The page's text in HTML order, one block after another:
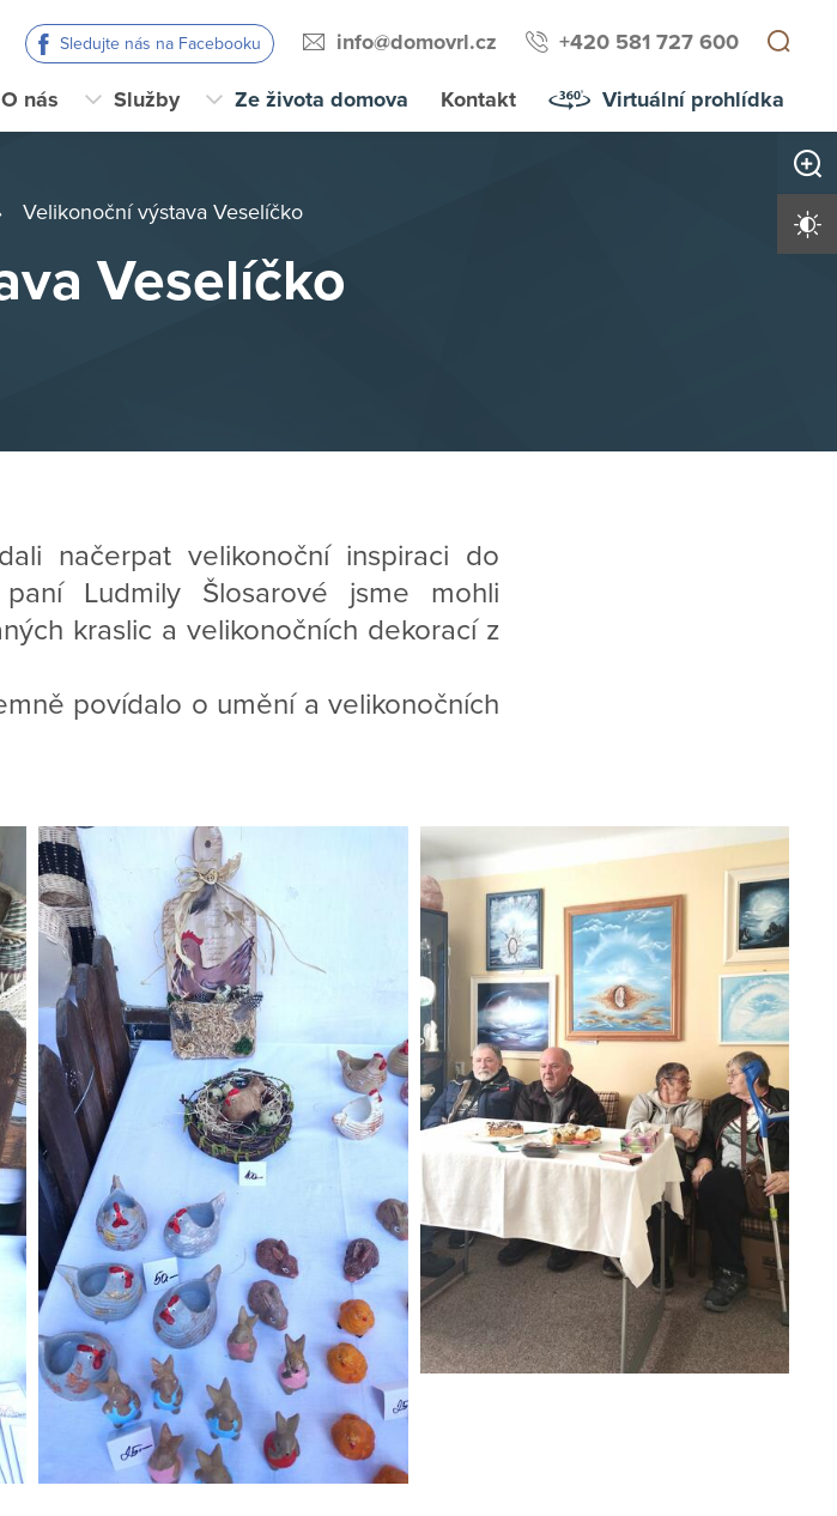
Sledujte nás na Facebooku info@domovrl.cz +420 581 727 600
O nás Služby Ze života domova Kontakt Virtuální prohlídka
Velikonoční výstava Veselíčko
Veselíčko
načerpat velikonoční inspiraci do
Ludmily Šlosarové jsme mohli
kraslic a velikonočních dekorací z
povídalo o umění a velikonočních